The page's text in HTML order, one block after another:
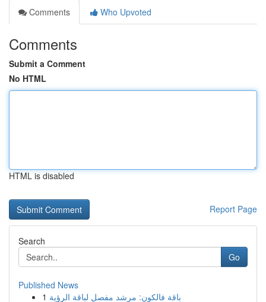
Comments
Who Upvoted
Comments
Submit a Comment
No HTML
HTML is disabled
Report Page
Search
Go
Published News
1 باقة فالكون: مرشد مفصل لباقة الرؤية